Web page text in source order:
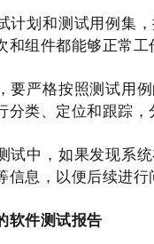
计划和测试用例集
和组件都能够正常工
要严格按照测试用
分类、定位和跟踪，
试中，如果发现系
信息，以便后续进行
软件测试报告